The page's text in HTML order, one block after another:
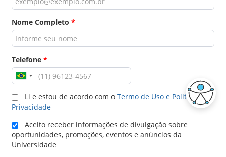
Nome Completo *
Telefone *
Li e estou de acordo com o Termo de Uso e Politica de
Privacidade
Aceito receber informações de divulgação sobre
oportunidades, promoções, eventos e anúncios da
Universidade